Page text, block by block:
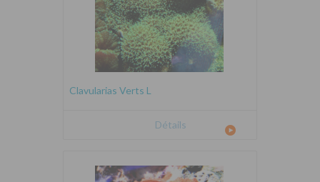
Clavularias Verts L
Détails